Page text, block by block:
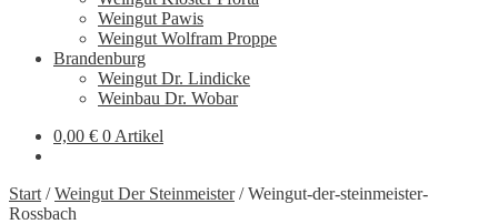
Weingut Pawis
Weingut Wolfram Proppe
Brandenburg
Weingut Dr. Lindicke
Weinbau Dr. Wobar
0,00 € 0 Artikel
Start /Weingut Der Steinmeister/Weingut-der-steinmeister-
Rossbach